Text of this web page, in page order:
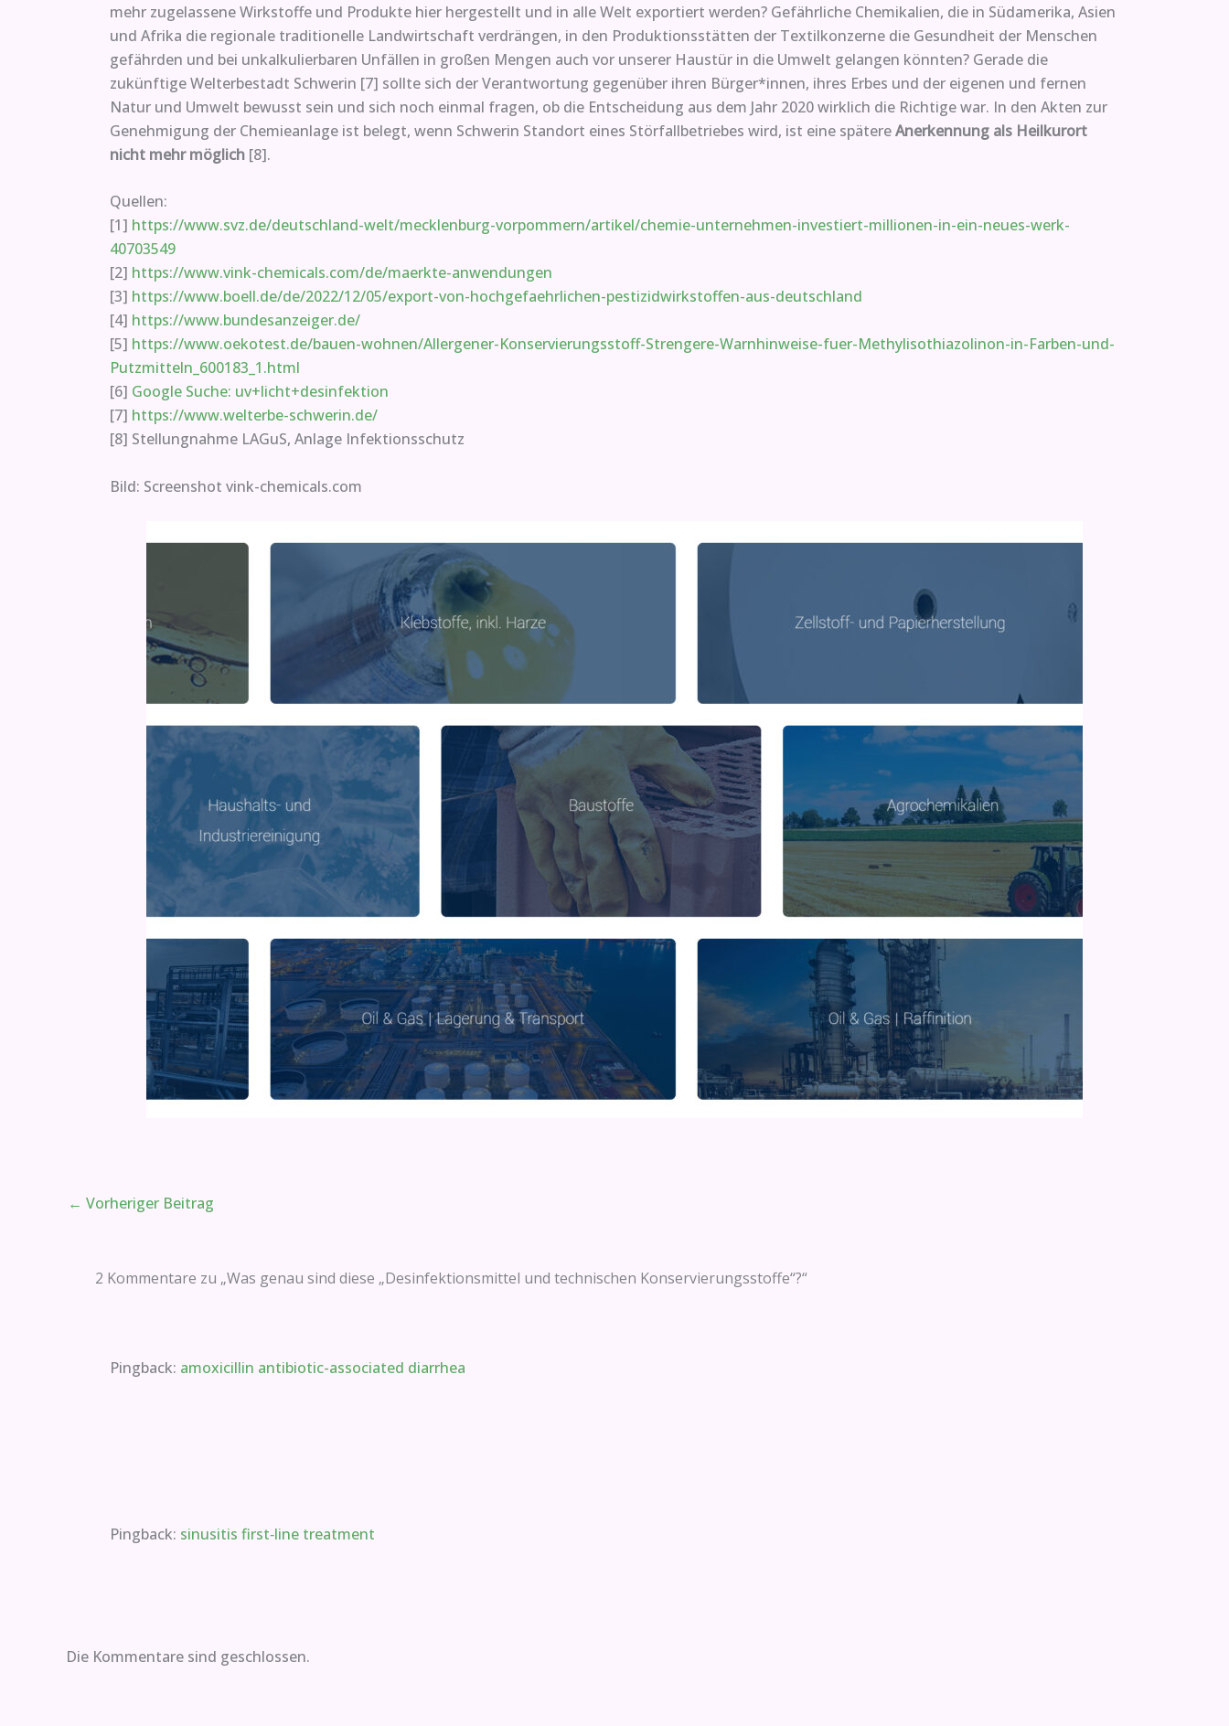
mehr zugelassene Wirkstoffe und Produkte hier hergestellt und in alle Welt exportiert werden? Gefährliche Chemikalien, die in Südamerika, Asien
und Afrika die regionale traditionelle Landwirtschaft verdrängen, in den Produktionsstätten der Textilkonzerne die Gesundheit der Menschen
gefährden und bei unkalkulierbaren Unfällen in großen Mengen auch vor unserer Haustür in die Umwelt gelangen könnten? Gerade die
zukünftige Welterbestadt Schwerin [7] sollte sich der Verantwortung gegenüber ihren Bürger*innen, ihres Erbes und der eigenen und fernen
Natur und Umwelt bewusst sein und sich noch einmal fragen, ob die Entscheidung aus dem Jahr 2020 wirklich die Richtige war. In den Akten zur
Genehmigung der Chemieanlage ist belegt, wenn Schwerin Standort eines Störfallbetriebes wird, ist eine spätereAnerkennung als Heilkurort
nicht mehr möglich [8].
Quellen:
[1] https://www.svz.de/deutschland-welt/mecklenburg-vorpommern/artikel/chemie-unternehmen-investiert-millionen-in-ein-neues-werk-
40703549
[2] https://www.vink-chemicals.com/de/maerkte-anwendungen
[3] https://www.boell.de/de/2022/12/05/export-von-hochgefaehrlichen-pestizidwirkstoffen-aus-deutschland
[4] https://www.bundesanzeiger.de/
[5] https://www.oekotest.de/bauen-wohnen/Allergener-Konservierungsstoff-Strengere-Warnhinweise-fuer-Methylisothiazolinon-in-Farben-und-
Putzmitteln_600183_1.html
[6] Google Suche: uv+licht+desinfektion
[7] https://www.welterbe-schwerin.de/
[8] Stellungnahme LAGuS, Anlage Infektionsschutz
Bild: Screenshot vink-chemicals.com
← Vorheriger Beitrag
2 Kommentare zu „Was genau sind diese „Desinfektionsmittel und technischen Konservierungsstoffe“?“
Pingback: amoxicillin antibiotic-associated diarrhea
Pingback: sinusitis first‑line treatment
Die Kommentare sind geschlossen.